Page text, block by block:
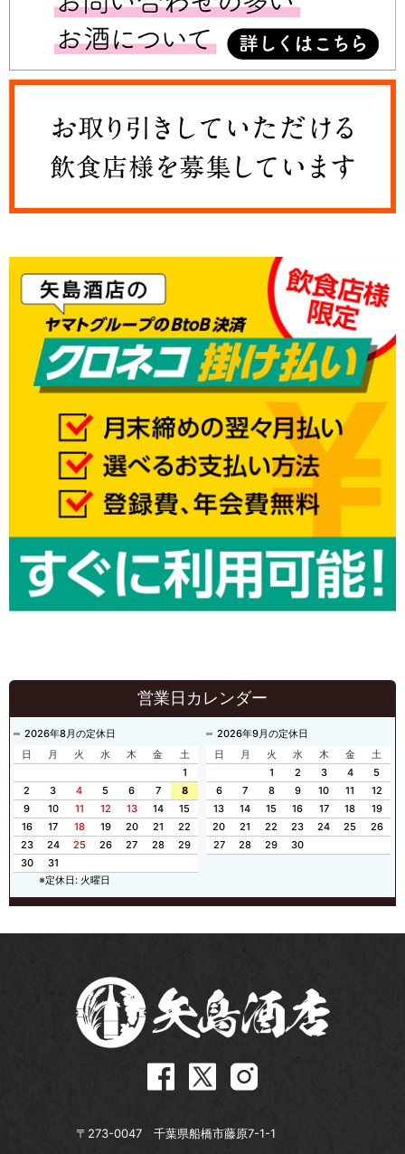
営業日カレンダー
2026年8月の定休日
日
月 火 水 木 金
土
1
2
3 4 5 6 7
8
9
10 11 12 13 14
15
16
17 18 19 20 21
22
23
24 25 26 27 28
29
30
31
2026年9月の定休日
日
月 火 水 木 金
土
1
2 3 4
5
6
7 8 9 10 11
12
13
14 15 16 17 18
19
20
21 22 23 24 25
26
27
28 29 30
※定休日: 火曜日
〒273-0047 千葉県船橋市藤原7-1-1